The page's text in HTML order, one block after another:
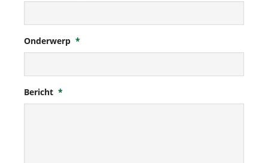
Onderwerp *
Bericht *